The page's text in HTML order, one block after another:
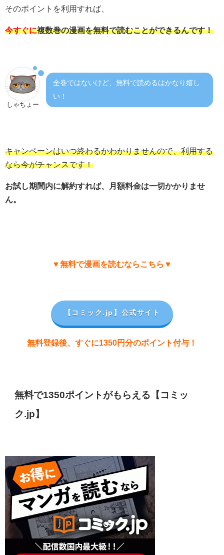
そのポイントを利用すれば、
今すぐに複数巻の漫画を無料で読むことができるんです！
しゃちょー
全巻ではないけど、無料で読めるはかなり嬉し
い！
キャンペーンはいつ終わるかわかりませんので、利用する
なら今がチャンスです！
お試し期間内に解約すれば、月額料金は一切かかりませ
ん。
▼無料で漫画を読むならこちら▼
【コミック.jp 】公式サイト
無料登録後、すぐに1350円分のポイント付与！
無料で1350ポイントがもらえる【コミッ
ク.jp】